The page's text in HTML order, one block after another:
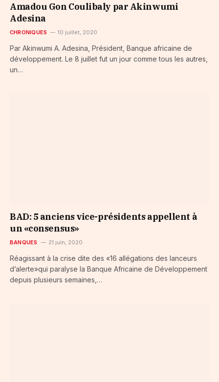
Amadou Gon Coulibaly par Akinwumi
Adesina
CHRONIQUES 10 juillet, 2020
Par Akinwumi A. Adesina, Président, Banque africaine de
développement. Le 8 juillet fut un jour comme tous les autres,
un…
BAD: 5 anciens vice-présidents appellent à
un «consensus»
BANQUES 21 juin, 2020
Réagissant à la crise dite des «16 allégations des lanceurs
d’alerte»qui paralyse la Banque Africaine de Développement
depuis plusieurs semaines,…